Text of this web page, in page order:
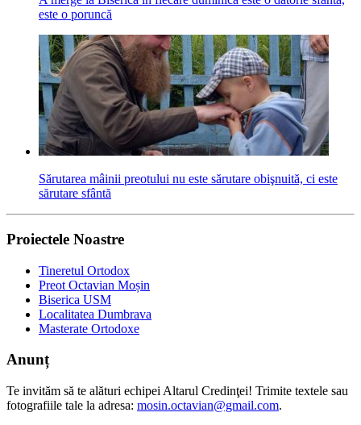
este o poruncă
Sărutarea mâinii preotului nu este sărutare obişnuită, ci este
sărutare sfântă
Proiectele Noastre
Tineretul Ortodox
Preot Octavian Moșin
Biserica USM
Localitatea Dumbrava
Masterate Ortodoxe
Anunț
Te invităm să te alături echipei Altarul Credinţei! Trimite textele sau
fotografiile tale la adresa: mosin.octavian@gmail.com.